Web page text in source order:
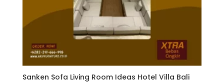
Sanken Sofa Living Room Ideas Hotel Villa Bali